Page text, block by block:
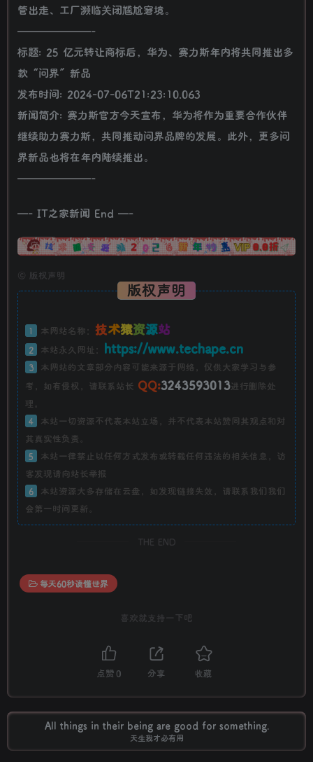
管出走、工厂濒临关闭尴尬窘境。
———————-
标题: 25 亿元转让商标后，华为、赛力斯年内将共同推出多
款“问界”新品
发布时间: 2024-07-06T21:23:10.063
新闻简介: 赛力斯官方今天宣布，华为将作为重要合作伙伴
继续助力赛力斯，共同推动问界品牌的发展。此外，更多问
界新品也将在年内陆续推出。
———————-
—- IT之家新闻 End —-
广告
© 版权声明
版权声明
1 本网站名称： 技术猿资源站
2 本站永久网址： https://www.techape.cn
3
本网站的文章部分内容可能来源于网络，仅供大家学习与参
考，如有侵权，请联系站长 QQ:3243593013进行删除处
理。
4
本站一切资源不代表本站立场，并不代表本站赞同其观点和对
其真实性负责。
5
本站一律禁止以任何方式发布或转载任何违法的相关信息，访
客发现请向站长举报
6
本站资源大多存储在云盘，如发现链接失效，请联系我们我们
会第一时间更新。
THE END
每天60秒读懂世界
喜欢就支持一下吧
点赞 0 分享 收藏
All things in their being are good for something.
天生我才必有用